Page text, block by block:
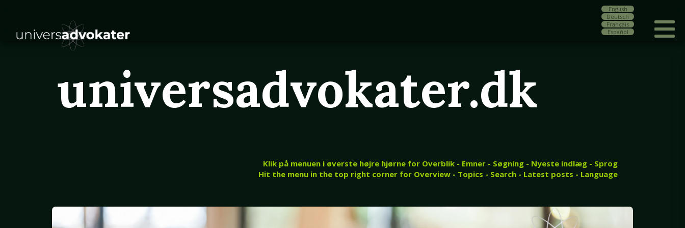
English
Deutsch
Français
Español
universadvokater.dk
Klik på menuen i øverste højre hjørne for Overblik - Emner - Søgning - Nyeste indlæg - Sprog
Hit the menu in the top right corner for Overview - Topics - Search - Latest posts - Language